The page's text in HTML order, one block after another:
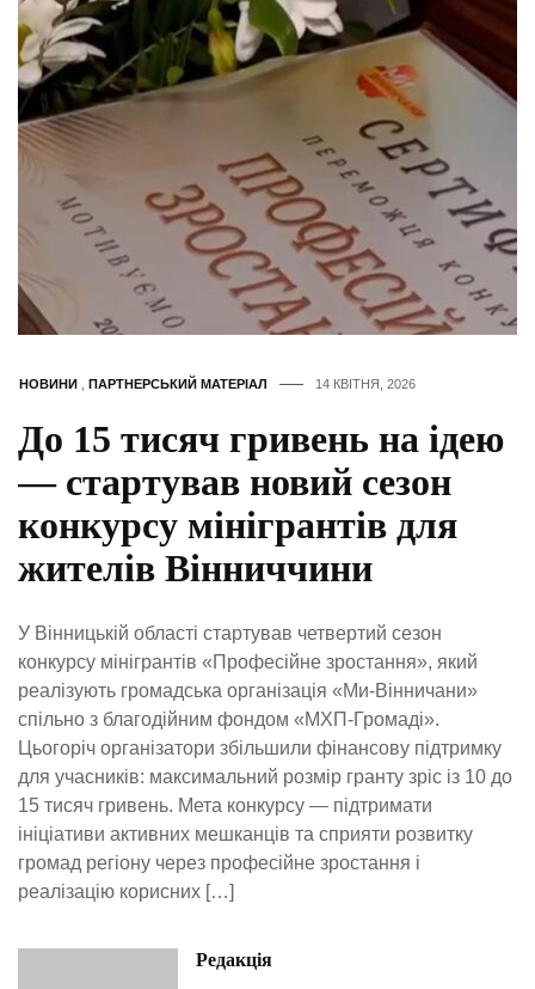
НОВИНИ ПАРТНЕРСЬКИЙ МАТЕРІАЛ 14 КВІТНЯ, 2026
До 15 тисяч гривень на ідею
— стартував новий сезон
конкурсу мінігрантів для
жителів Вінниччини
У Вінницькій області стартував четвертий сезон
конкурсу мінігрантів «Професійне зростання», який
реалізують громадська організація «Ми-Вінничани»
спільно з благодійним фондом «МХП-Громаді».
Цьогоріч організатори збільшили фінансову підтримку
для учасників: максимальний розмір гранту зріс із 10 до
15 тисяч гривень. Мета конкурсу — підтримати
ініціативи активних мешканців та сприяти розвитку
громад регіону через професійне зростання і
реалізацію корисних […]
Редакція